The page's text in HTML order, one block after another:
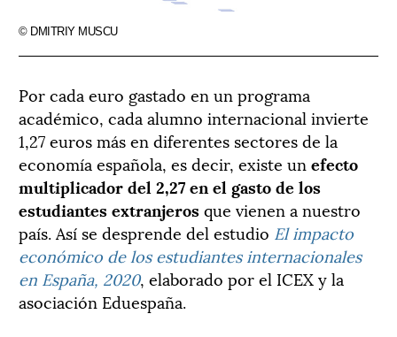
© DMITRIY MUSCU
Por cada euro gastado en un programa
académico, cada alumno internacional invierte
1,27 euros más en diferentes sectores de la
economía española, es decir, existe un efecto
multiplicador del 2,27 en el gasto de los
estudiantes extranjerosque vienen a nuestro
país. Así se desprende del estudio El impacto
económico de los estudiantes internacionales
en España, 2020, elaborado por el ICEX y la
asociación Eduespaña.